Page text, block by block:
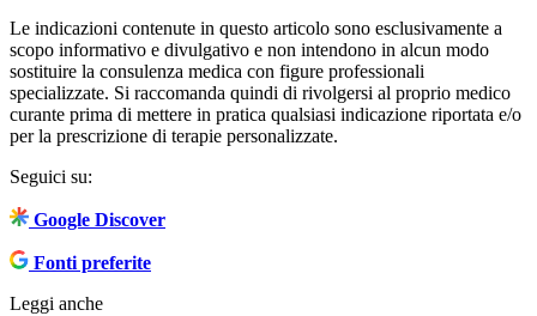
Le indicazioni contenute in questo articolo sono esclusivamente a
scopo informativo e divulgativo e non intendono in alcun modo
sostituire la consulenza medica con figure professionali
specializzate. Si raccomanda quindi di rivolgersi al proprio medico
curante prima di mettere in pratica qualsiasi indicazione riportata e/o
per la prescrizione di terapie personalizzate.
Seguici su:
Google Discover
Fonti preferite
Leggi anche